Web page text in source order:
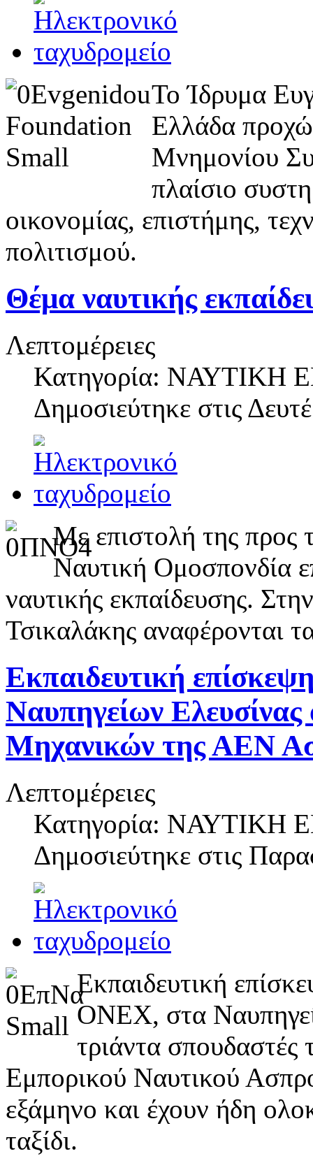
Το Ίδρυμα
Ελλάδα
Μνημονίου
πλαίσιο
οικονομίας, επιστήμης,
πολιτισμού.
Θέμα ναυτικής
Λεπτομέρειες
Κατηγορία: ΝΑΥΤΙΚΗ
Δημοσιεύτηκε στις
Με επιστολή της
Ναυτική Ομοσπονδία
ναυτικής εκπαίδευσης.
Τσικαλάκης αναφέρονται
Εκπαιδευτική
Ναυπηγείων
Μηχανικών της ΑΕΝ
Λεπτομέρειες
Κατηγορία: ΝΑΥΤΙΚΗ
Δημοσιεύτηκε στις
Εκπαιδευτική
ΟΝΕΧ, στα
τριάντα
Εμπορικού Ναυτικού
εξάμηνο και έχουν ήδη
ταξίδι.